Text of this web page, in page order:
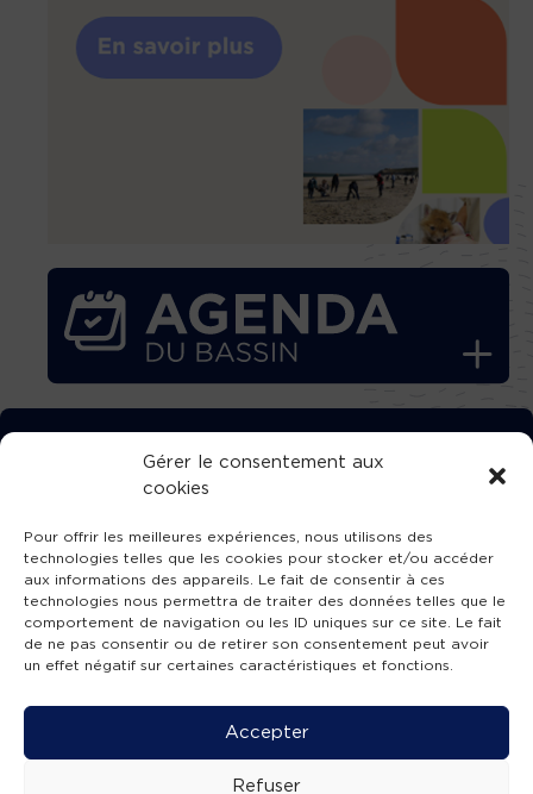
Gérer le consentement aux
cookies
Pour offrir les meilleures expériences, nous utilisons des
technologies telles que les cookies pour stocker et/ou accéder
aux informations des appareils. Le fait de consentir à ces
technologies nous permettra de traiter des données telles que le
comportement de navigation ou les ID uniques sur ce site. Le fait
de ne pas consentir ou de retirer son consentement peut avoir
un effet négatif sur certaines caractéristiques et fonctions.
Accepter
Refuser
TÉLÉCHARGEZ GRATUITEMENT
L’APPLICATION TVBA !
SUIVEZ-NOUS !
Mentions légales -Accessibilité